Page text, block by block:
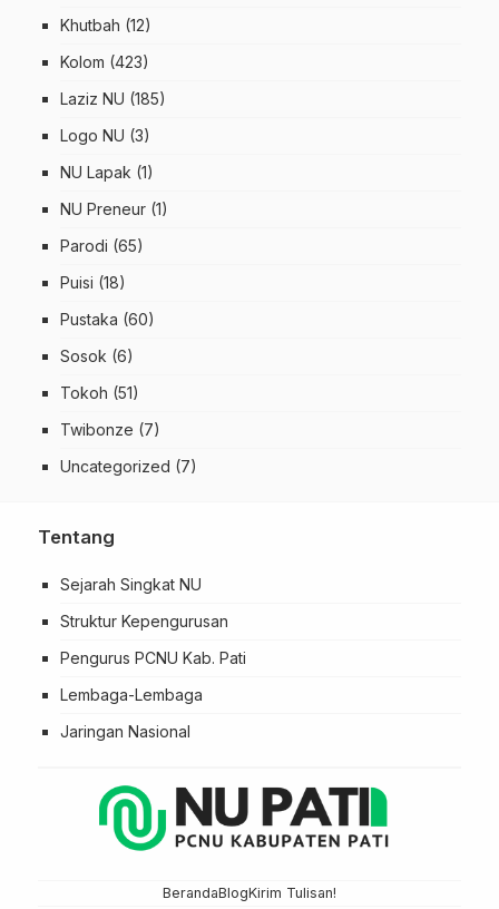
Khutbah (12)
Kolom (423)
Laziz NU (185)
Logo NU (3)
NU Lapak (1)
NU Preneur (1)
Parodi (65)
Puisi (18)
Pustaka (60)
Sosok (6)
Tokoh (51)
Twibonze (7)
Uncategorized (7)
Tentang
Sejarah Singkat NU
Struktur Kepengurusan
Pengurus PCNU Kab. Pati
Lembaga-Lembaga
Jaringan Nasional
BerandaBlogKirim Tulisan!